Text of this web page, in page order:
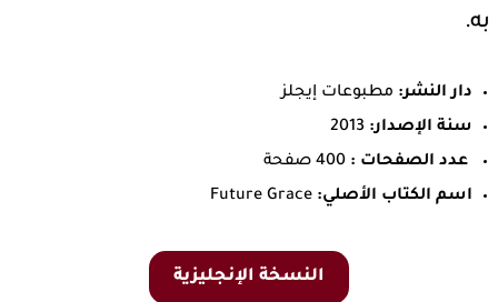
به.
دار النشر: مطبوعات إيجلز
سنة الإصدار: 2013
عدد الصفحات : 400 صفحة
اسم الكتاب الأصلي: Future Grace
النسخة الإنجليزية